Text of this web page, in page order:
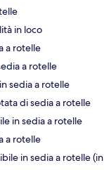
in loco
a rotelle
a rotelle
sedia a rotelle
di sedia a rotelle
in sedia a rotelle
a rotelle
in sedia a rotelle (in